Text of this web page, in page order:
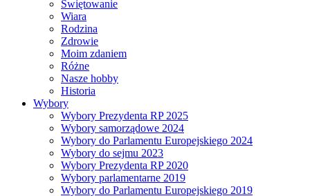
Świętowanie
Wiara
Rodzina
Zdrowie
Moim zdaniem
Różne
Nasze hobby
Historia
Wybory
Wybory Prezydenta RP 2025
Wybory samorządowe 2024
Wybory do Parlamentu Europejskiego 2024
Wybory do sejmu 2023
Wybory Prezydenta RP 2020
Wybory parlamentarne 2019
Wybory do Parlamentu Europejskiego 2019